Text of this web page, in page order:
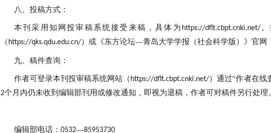
八、投稿方式：
本刊采用知网投审稿系统接受来稿，具体为 https://dflt.cbpt.cnki.net/。
（ https://qks.qdu.edu.cn/）或《东方论坛—青岛大学学报（社会科学版）》官网
九、稿件查询：
作者可登录本刊投审稿系统网站（ https://dflt.cbpt.cnki.net/）通过“作者在线
2个月内仍未收到编辑部刊用或修改通知，即视为退稿，作者可对稿件另行处理
编辑部电话： 0532—85953730